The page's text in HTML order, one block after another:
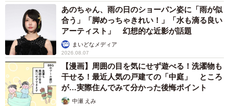
あのちゃん、雨の日のショーパン姿に「雨が似
合う」「脚めっちゃきれい！」「水も滴る良い
アーティスト」 幻想的な近影が話題
まいどなメディア
2026.08.07
【漫画】周囲の目を気にせず遊べる！洗濯物も
干せる！最近人気の戸建ての「中庭」 ところ
が…実際住んでみて分かった後悔ポイント
中瀬 えみ